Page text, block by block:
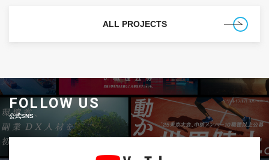
ALL PROJECTS
FOLLOW US
公式SNS